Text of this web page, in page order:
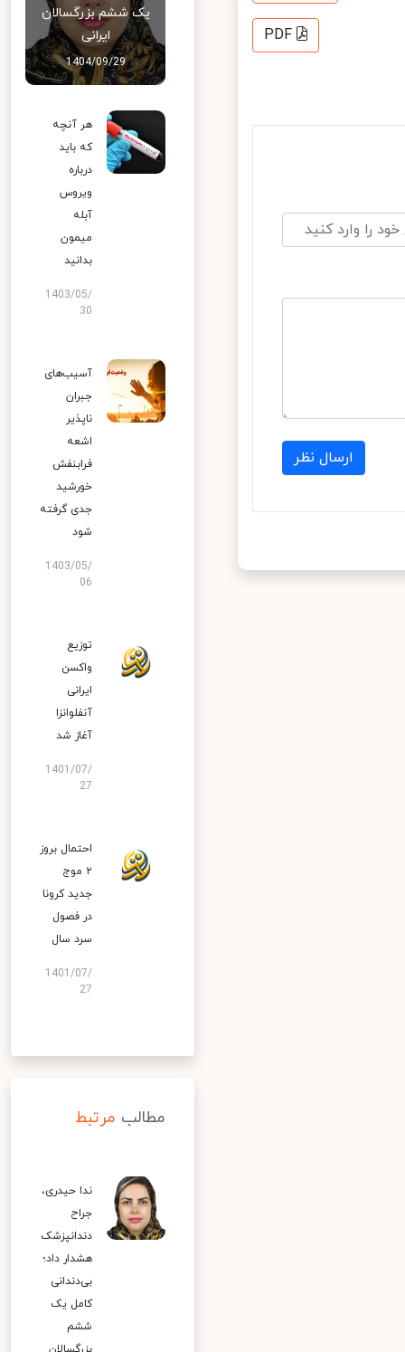
PDF
ارسال نظر
یک ششم بزرگسالان
ایرانی
1404/09/29
هر آنچه
که باید
درباره
ویروس
آبله
میمون
بدانید
1403/05/
30
آسیب‌های
جبران
ناپذیر
اشعه
فرابنفش
خورشید
جدی گرفته
شود
1403/05/
06
توزیع
واکسن
ایرانی
آنفلوانزا
آغاز شد
1401/07/
27
احتمال بروز
۲ موج
جدید کرونا
در فصول
سرد سال
1401/07/
27
مطالب مرتبط
ندا حیدری،
جراح
دندانپزشک
هشدار داد؛
بی‌دندانی
کامل یک
ششم